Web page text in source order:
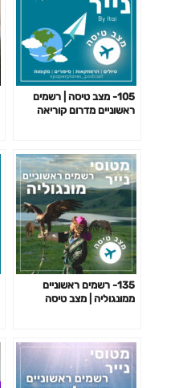
105- מצב טיסה | רשמים
ראשוניים מדרום קוריאה
135- רשמים ראשוניים
ממונגוליה | מצב טיסה